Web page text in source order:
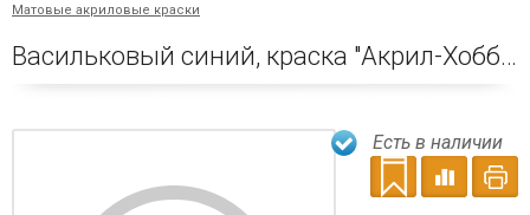
Матовые акриловые краски
Васильковый синий, краска "Акрил-Хобби Де Люкс", 20 мл
Есть в наличии